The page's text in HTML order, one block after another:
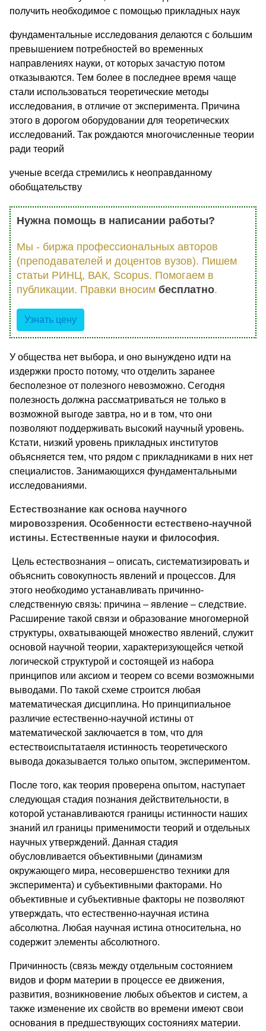
получить необходимое с помощью прикладных наук
фундаментальные исследования делаются с большим
превышением потребностей во временных
направлениях науки, от которых зачастую потом
отказываются. Тем более в последнее время чаще
стали использоваться теоретические методы
исследования, в отличие от эксперимента. Причина
этого в дорогом оборудовании для теоретических
исследований. Так рождаются многочисленные теории
ради теорий
ученые всегда стремились к неоправданному
обобщательству
Нужна помощь в написании работы?
Мы - биржа профессиональных авторов
(преподавателей и доцентов вузов). Пишем
статьи РИНЦ, ВАК, Scopus. Помогаем в
публикации. Правки вносим бесплатно.
Узнать цену
У общества нет выбора, и оно вынуждено идти на
издержки просто потому, что отделить заранее
бесполезное от полезного невозможно. Сегодня
полезность должна рассматриваться не только в
возможной выгоде завтра, но и в том, что они
позволяют поддерживать высокий научный уровень.
Кстати, низкий уровень прикладных институтов
объясняется тем, что рядом с прикладниками в них нет
специалистов. Занимающихся фундаментальными
исследованиями.
Естествознание как основа научного
мировоззрения. Особенности естествено-научной
истины. Естественные науки и философия.
Цель естествознания – описать, систематизировать и
объяснить совокупность явлений и процессов. Для
этого необходимо устанавливать причинно-
следственную связь: причина – явление – следствие.
Расширение такой связи и образование многомерной
структуры, охватывающей множество явлений, служит
основой научной теории, характеризующейся четкой
логической структурой и состоящей из набора
принципов или аксиом и теорем со всеми возможными
выводами. По такой схеме строится любая
математическая дисциплина. Но принципиальное
различие естественно-научной истины от
математической заключается в том, что для
естествоиспытатаеля истинность теоретического
вывода доказывается только опытом, экспериментом.
После того, как теория проверена опытом, наступает
следующая стадия познания действительности, в
которой устанавливаются границы истинности наших
знаний ил границы применимости теорий и отдельных
научных утверждений. Данная стадия
обусловливается объективными (динамизм
окружающего мира, несовершенство техники для
эксперимента) и субъективными факторами. Но
объективные и субъективные факторы не позволяют
утверждать, что естественно-научная истина
абсолютна. Любая научная истина относительна, но
содержит элементы абсолютного.
Причинность (связь между отдельным состоянием
видов и форм материи в процессе ее движения,
развития, возникновение любых объектов и систем, а
также изменение их свойств во времени имеют свои
основания в предшествующих состояниях материи.